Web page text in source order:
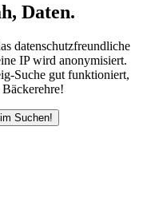
Daten.
datenschutzfreundliche
IP wird anonymisiert.
Suche gut funktioniert,
Suchen!